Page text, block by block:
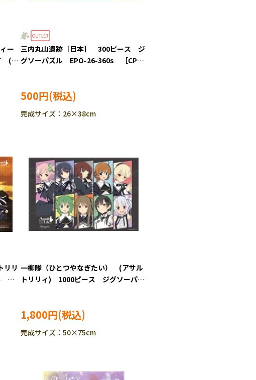
ー
(ア
三内丸山遺跡［日本］ 300ピース ジ
グソーパズル EPO-26-360s ［CP-
500円
完成サイズ：26×38cm
リリ 一柳隊（ひとつやなぎたい） (アサル
トリリィ) 1000ピース ジグソーパズ
1,800円
完成サイズ：50×75cm